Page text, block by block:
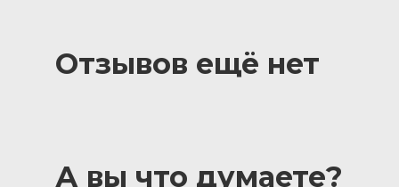
Отзывов ещё нет
А вы что думаете?